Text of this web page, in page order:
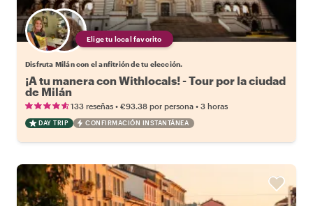
Elige tu local favorito
Disfruta Milán con el anfitrión de tu elección.
¡A tu manera con Withlocals! - Tour por la ciudad
de Milán
133 reseñas • €93.38 por persona • 3 horas
DAY TRIP CONFIRMACIÓN INSTANTÁNEA